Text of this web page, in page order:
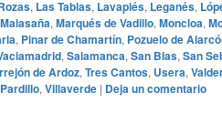
, Las Tablas, Lavapiés, Leganés,
Malasaña, Marqués de Vadillo, Moncloa,
, Pinar de Chamartín, Pozuelo de
, Salamanca, San Blas, San
de Ardoz, Tres Cantos, Usera,
, Villaverde | Deja un comentario